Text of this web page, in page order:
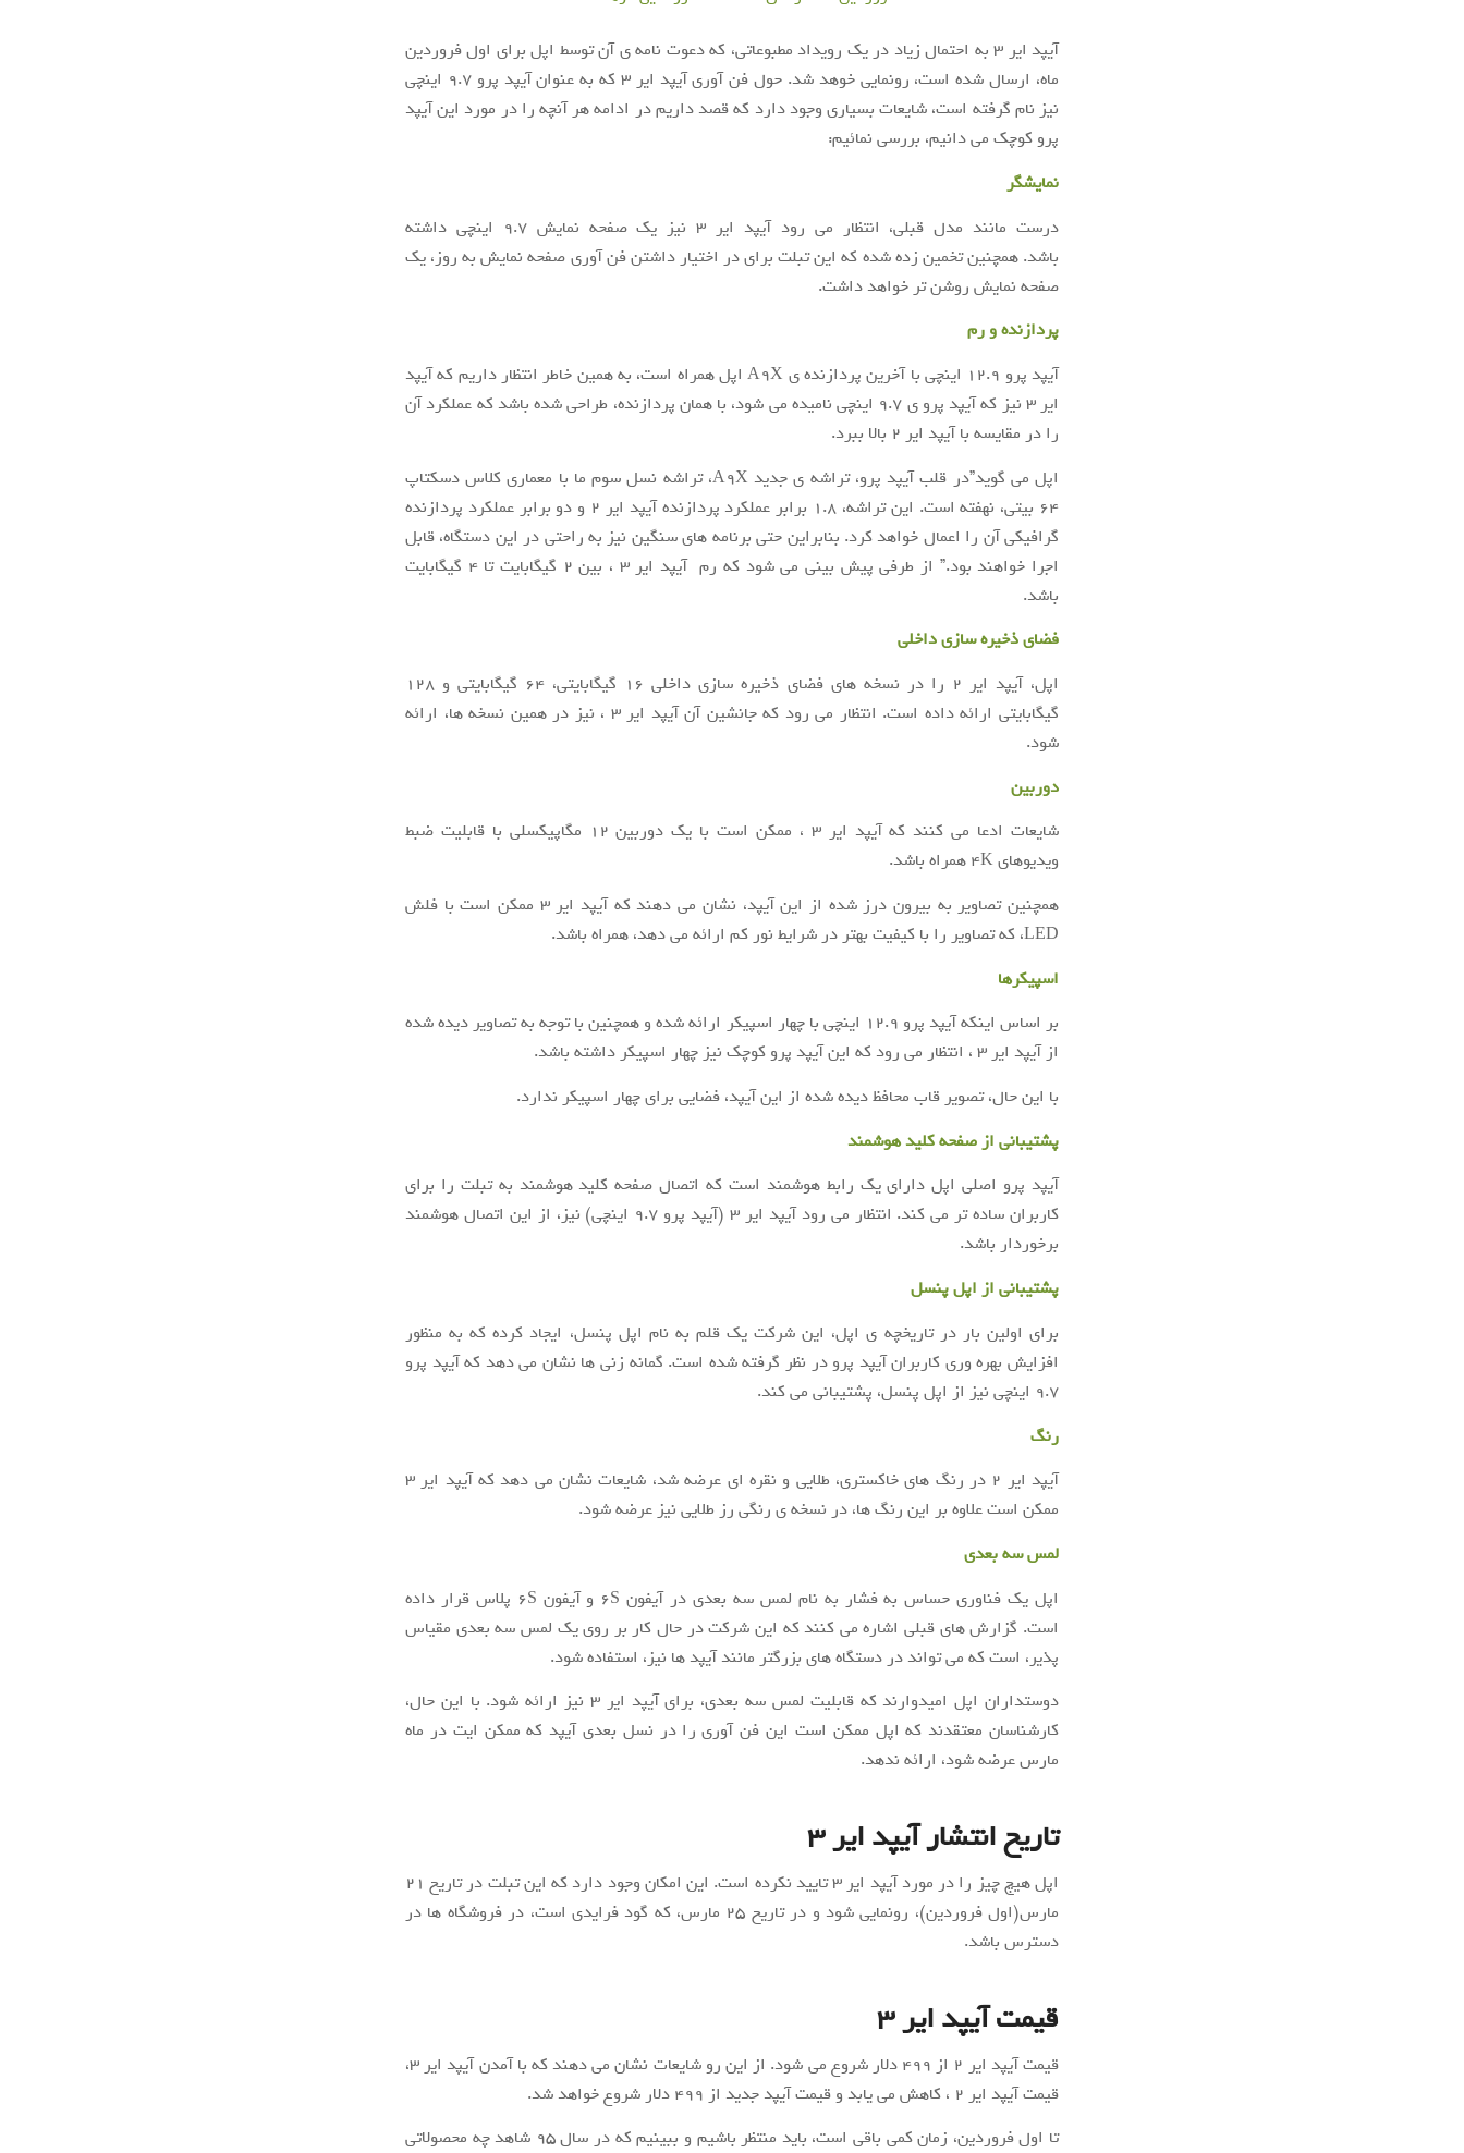
آیپد ایر ۳ به احتمال زیاد در یک رویداد مطبوعاتی، که دعوت نامه ی آن توسط اپل برای اول فروردین
ماه، ارسال شده است، رونمایی خوهد شد. حول فن آوری آیپد ایر ۳ که به عنوان آیپد پرو ۹.۷ اینچی
نیز نام گرفته است، شایعات بسیاری وجود دارد که قصد داریم در ادامه هر آنچه را در مورد این آیپد
پرو کوچک می دانیم، بررسی نمائیم:
نمایشگر
درست مانند مدل قبلی، انتظار می رود آیپد ایر ۳ نیز یک صفحه نمایش ۹.۷ اینچی داشته
باشد. همچنین تخمین زده شده که این تبلت برای در اختیار داشتن فن آوری صفحه نمایش به روز، یک
صفحه نمایش روشن تر خواهد داشت.
پردازنده و رم
آیپد پرو ۱۲.۹ اینچی با آخرین پردازنده ی A9X اپل همراه است، به همین خاطر انتظار داریم که آیپد
ایر ۳ نیز که آیپد پرو ی ۹.۷ اینچی نامیده می شود، با همان پردازنده، طراحی شده باشد که عملکرد آن
را در مقایسه با آیپد ایر ۲ بالا ببرد.
اپل می گوید”در قلب آیپد پرو، تراشه ی جدید A9X، تراشه نسل سوم ما با معماری کلاس دسکتاپ
۶۴ بیتی، نهفته است. این تراشه، ۱.۸ برابر عملکرد پردازنده آیپد ایر ۲ و دو برابر عملکرد پردازنده
گرافیکی آن را اعمال خواهد کرد. بنابراین حتی برنامه های سنگین نیز به راحتی در این دستگاه، قابل
اجرا خواهند بود.” از طرفی پیش بینی می شود که رم آیپد ایر ۳ ، بین ۲ گیگابایت تا ۴ گیگابایت
باشد.
فضای ذخیره سازی داخلی
اپل، آیپد ایر ۲ را در نسخه های فضای ذخیره سازی داخلی ۱۶ گیگابایتی، ۶۴ گیگابایتی و ۱۲۸
گیگابایتی ارائه داده است. انتظار می رود که جانشین آن آیپد ایر ۳ ، نیز در همین نسخه ها، ارائه
شود.
دوربین
شایعات ادعا می کنند که آیپد ایر ۳ ، ممکن است با یک دوربین ۱۲ مگاپیکسلی با قابلیت ضبط
ویدیوهای ۴K همراه باشد.
همچنین تصاویر به بیرون درز شده از این آیپد، نشان می دهند که آیپد ایر ۳ ممکن است با فلش
LED، که تصاویر را با کیفیت بهتر در شرایط نور کم ارائه می دهد، همراه باشد.
اسپیکرها
بر اساس اینکه آیپد پرو ۱۲.۹ اینچی با چهار اسپیکر ارائه شده و همچنین با توجه به تصاویر دیده شده
از آیپد ایر ۳ ، انتظار می رود که این آیپد پرو کوچک نیز چهار اسپیکر داشته باشد.
با این حال، تصویر قاب محافظ دیده شده از این آیپد، فضایی برای چهار اسپیکر ندارد.
پشتیبانی از صفحه کلید هوشمند
آیپد پرو اصلی اپل دارای یک رابط هوشمند است که اتصال صفحه کلید هوشمند به تبلت را برای
کاربران ساده تر می کند. انتظار می رود آیپد ایر ۳ (آیپد پرو ۹.۷ اینچی) نیز، از این اتصال هوشمند
برخوردار باشد.
پشتیبانی از اپل پنسل
برای اولین بار در تاریخچه ی اپل، این شرکت یک قلم به نام اپل پنسل، ایجاد کرده که به منظور
افزایش بهره وری کاربران آیپد پرو در نظر گرفته شده است. گمانه زنی ها نشان می دهد که آیپد پرو
۹.۷ اینچی نیز از اپل پنسل، پشتیبانی می کند.
رنگ
آیپد ایر ۲ در رنگ های خاکستری، طلایی و نقره ای عرضه شد، شایعات نشان می دهد که آیپد ایر ۳
ممکن است علاوه بر این رنگ ها، در نسخه ی رنگی رز طلایی نیز عرضه شود.
لمس سه بعدی
اپل یک فناوری حساس به فشار به نام لمس سه بعدی در آیفون ۶S و آیفون ۶S پلاس قرار داده
است. گزارش های قبلی اشاره می کنند که این شرکت در حال کار بر روی یک لمس سه بعدی مقیاس
پذیر، است که می تواند در دستگاه های بزرگتر مانند آیپد ها نیز، استفاده شود.
دوستداران اپل امیدوارند که قابلیت لمس سه بعدی، برای آیپد ایر ۳ نیز ارائه شود. با این حال،
کارشناسان معتقدند که اپل ممکن است این فن آوری را در نسل بعدی آیپد که ممکن ایت در ماه
مارس عرضه شود، ارائه ندهد.
تاریخ انتشار آیپد ایر ۳
اپل هیچ چیز را در مورد آیپد ایر ۳ تایید نکرده است. این امکان وجود دارد که این تبلت در تاریخ ۲۱
مارس(اول فروردین)، رونمایی شود و در تاریخ ۲۵ مارس، که گود فرایدی است، در فروشگاه ها در
دسترس باشد.
قیمتآیپد ایر ۳
قیمت آیپد ایر ۲ از ۴۹۹ دلار شروع می شود. از این رو شایعات نشان می دهند که با آمدن آیپد ایر ۳،
قیمت آیپد ایر ۲ ، کاهش می یابد و قیمت آیپد جدید از ۴۹۹ دلار شروع خواهد شد.
تا اول فروردین، زمان کمی باقی است، باید منتظر باشیم و ببینیم که در سال ۹۵ شاهد چه محصولاتی